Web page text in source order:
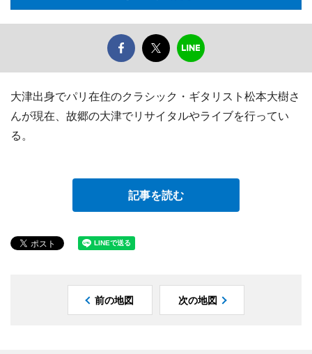
大津出身でパリ在住のクラシック・ギタリスト松本大樹さ
んが現在、故郷の大津でリサイタルやライブを行ってい
る。
記事を読む
前の地図 次の地図